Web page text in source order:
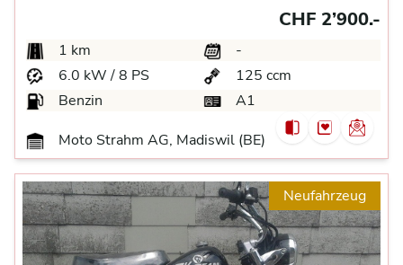
CHF 2’900.-
1 km
-
6.0 kW / 8 PS
125 ccm
Benzin
A1
Moto Strahm AG, Madiswil (BE)
Neufahrzeug